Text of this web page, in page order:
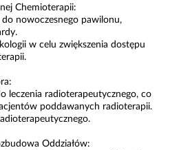
Chemioterapii:
nowoczesnego pawilonu,
w celu zwiększenia dostępu
leczenia radioterapeutycznego, co
poddawanych radioterapii.
Oddziałów: